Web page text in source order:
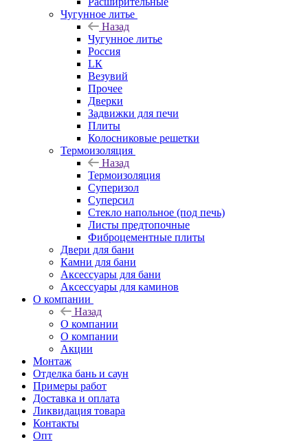
Чугунное литье
Назад
Чугунное литье
Россия
LК
Везувий
Прочее
Дверки
Задвижки для печи
Плиты
Колосниковые решетки
Термоизоляция
Назад
Термоизоляция
Суперизол
Суперсил
Стекло напольное (под печь)
Листы предтопочные
Фиброцементные плиты
Двери для бани
Камни для бани
Аксессуары для бани
Аксессуары для каминов
О компании
Назад
О компании
О компании
Акции
Монтаж
Отделка бань и саун
Примеры работ
Доставка и оплата
Ликвидация товара
Контакты
Опт